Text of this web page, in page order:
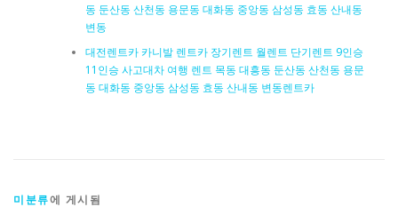
동 둔산동 산천동 용문동 대화동 중앙동 삼성동 효동 산내동
변동
대전렌트카 카니발 렌트카 장기렌트 월렌트 단기렌트 9인승
11인승 사고대차 여행 렌트 목동 대흥동 둔산동 산천동 용문
동 대화동 중앙동 삼성동 효동 산내동 변동렌트카
미분류에 게시됨